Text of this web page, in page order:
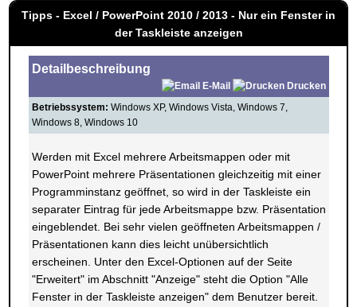
Tipps - Excel / PowerPoint 2010 / 2013 - Nur ein Fenster in
der Taskleiste anzeigen
Detailbeschreibung
E-Mail
Drucken
Betriebssystem: Windows XP, Windows Vista, Windows 7,
Windows 8, Windows 10
Werden mit Excel mehrere Arbeitsmappen oder mit
PowerPoint mehrere Präsentationen gleichzeitig mit einer
Programminstanz geöffnet, so wird in der Taskleiste ein
separater Eintrag für jede Arbeitsmappe bzw. Präsentation
eingeblendet. Bei sehr vielen geöffneten Arbeitsmappen /
Präsentationen kann dies leicht unübersichtlich
erscheinen. Unter den Excel-Optionen auf der Seite
"Erweitert" im Abschnitt "Anzeige" steht die Option "Alle
Fenster in der Taskleiste anzeigen" dem Benutzer bereit.